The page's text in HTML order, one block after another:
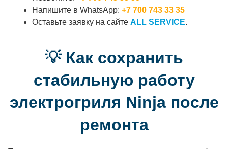
Напишите в WhatsApp: +7 700 743 33 35
Оставьте заявку на сайте ALL SERVICE.
💡 Как сохранить
стабильную работу
электрогриля Ninja после
ремонта